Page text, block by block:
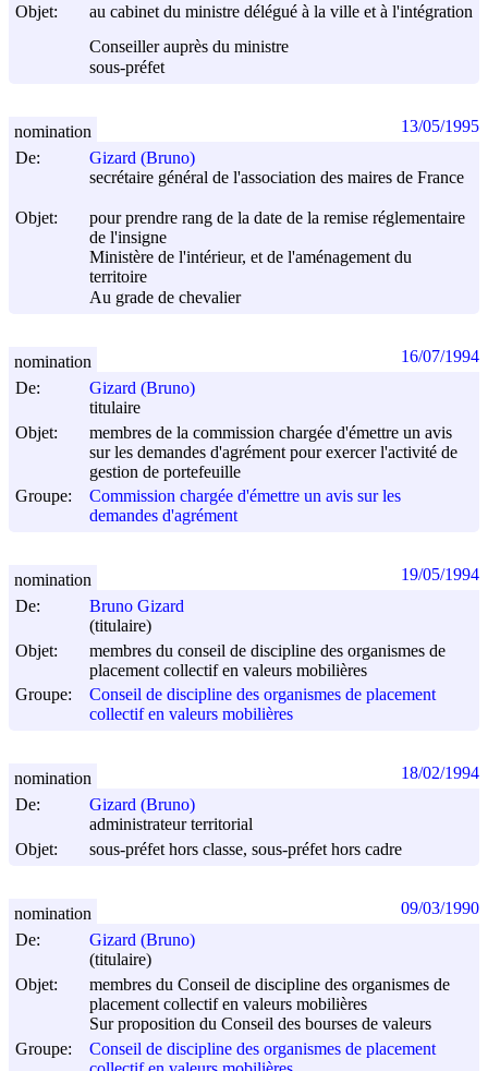
Objet:
au cabinet du ministre délégué à la ville et à l'intégration
Conseiller auprès du ministre
sous-préfet
De:
Gizard (Bruno)
secrétaire général de l'association des maires de France
Objet:
pour prendre rang de la date de la remise réglementaire
de l'insigne
Ministère de l'intérieur, et de l'aménagement du
territoire
Au grade de chevalier
nomination 13/05/1995
De:
Gizard (Bruno)
titulaire
Objet:
membres de la commission chargée d'émettre un avis
sur les demandes d'agrément pour exercer l'activité de
gestion de portefeuille
Groupe:
Commission chargée d'émettre un avis sur les
demandes d'agrément
nomination 16/07/1994
De:
Bruno Gizard
(titulaire)
Objet:
membres du conseil de discipline des organismes de
placement collectif en valeurs mobilières
Groupe:
Conseil de discipline des organismes de placement
collectif en valeurs mobilières
nomination 19/05/1994
De:
Gizard (Bruno)
administrateur territorial
Objet:
sous-préfet hors classe, sous-préfet hors cadre
nomination 18/02/1994
De:
Gizard (Bruno)
(titulaire)
Objet:
membres du Conseil de discipline des organismes de
placement collectif en valeurs mobilières
Sur proposition du Conseil des bourses de valeurs
Groupe:
Conseil de discipline des organismes de placement
nomination 09/03/1990